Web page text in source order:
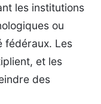
les institutions
ou
fédéraux. Les
et les
des